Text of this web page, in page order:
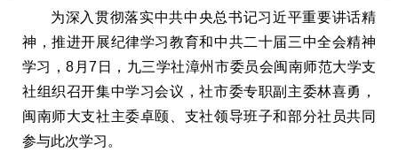
为深入贯彻落实中共中央总书记习近平重要讲话精
神，推进开展纪律学习教育和中共二十届三中全会精神
学习，8月7日，九三学社漳州市委员会闽南师范大学支
社组织召开集中学习会议，社市委专职副主委林喜勇，
闽南师大支社主委卓颐、支社领导班子和部分社员共同
参与此次学习。